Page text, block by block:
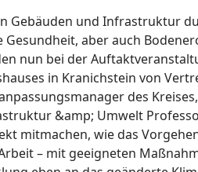
Gebäuden und Infrastruktur
Gesundheit, aber auch
nun bei der
in Kranichstein von
des
&amp; Umwelt
mitmachen, wie das
– mit geeigneten